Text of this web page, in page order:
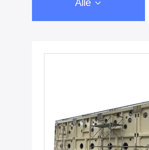
Alle De